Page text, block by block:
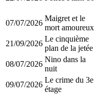
07/07/2026
Maigret et le
mort amoureux
21/09/2026
Le cinquième
plan de la jetée
08/07/2026
Nino dans la
nuit
09/07/2026
Le crime du 3e
étage